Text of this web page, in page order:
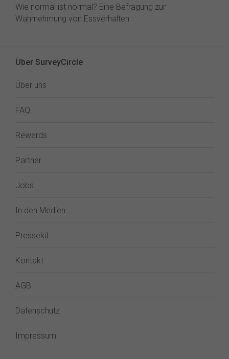
Wie normal ist normal? Eine Befragung zur
Wahrnehmung von Essverhalten
Über SurveyCircle
Über uns
FAQ
Rewards
Partner
Jobs
In den Medien
Pressekit
Kontakt
AGB
Datenschutz
Impressum